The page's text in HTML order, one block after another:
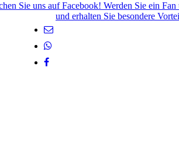
Sie uns auf Facebook! Werden Sie ein Fan
und erhalten Sie besondere